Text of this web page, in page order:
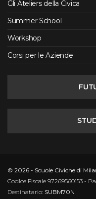
Gli Ateliers della Civica
Summer School
Workshop
Corsi per le Aziende
© 2026 - Scuole Civiche di
Codice Fiscale 97269560153 -
Destinatario: SUBM70N